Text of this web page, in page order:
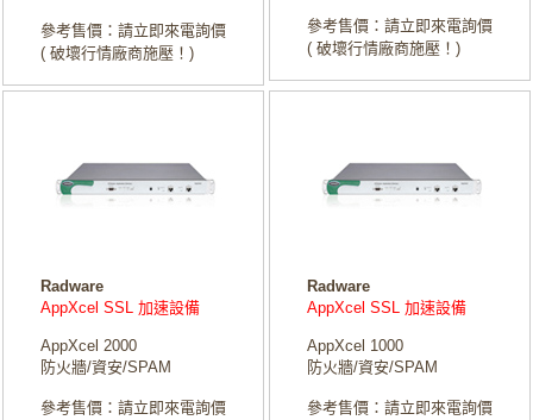
參考售價：請立即來電詢價
( 破壞行情廠商施壓！)
參考售價：請立即來電詢價
( 破壞行情廠商施壓！)
Radware
AppXcel SSL 加速設備
AppXcel 2000
防火牆/資安/SPAM
參考售價：請立即來電詢價
Radware
AppXcel SSL 加速設備
AppXcel 1000
防火牆/資安/SPAM
參考售價：請立即來電詢價